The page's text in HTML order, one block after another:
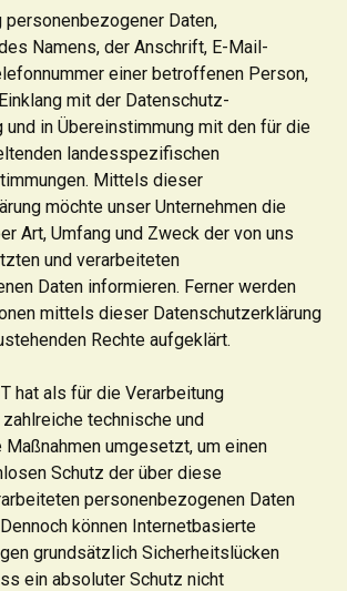
personenbezogener Daten,
Namens, der Anschrift, E-Mail-
einer betroffenen Person,
mit der Datenschutz-
und in Übereinstimmung mit den für die
landesspezifischen
Mittels dieser
möchte unser Unternehmen die
Art, Umfang und Zweck der von uns
und verarbeiteten
Daten informieren. Ferner werden
mittels dieser Datenschutzerklärung
Rechte aufgeklärt.
hat als für die Verarbeitung
technische und
umgesetzt, um einen
Schutz der über diese
personenbezogenen Daten
können Internetbasierte
grundsätzlich Sicherheitslücken
ein absoluter Schutz nicht